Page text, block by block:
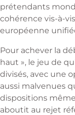
prétendants
cohérence vis-à-
européenne
Pour achever la
haut », le jeu de
divisés, avec une
aussi malvenues
dispositions
aboutit au rejet